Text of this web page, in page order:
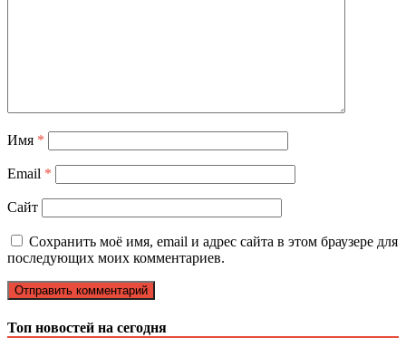
Имя *
Email *
Сайт
Сохранить моё имя, email и адрес сайта в этом браузере для
последующих моих комментариев.
Топ новостей на сегодня